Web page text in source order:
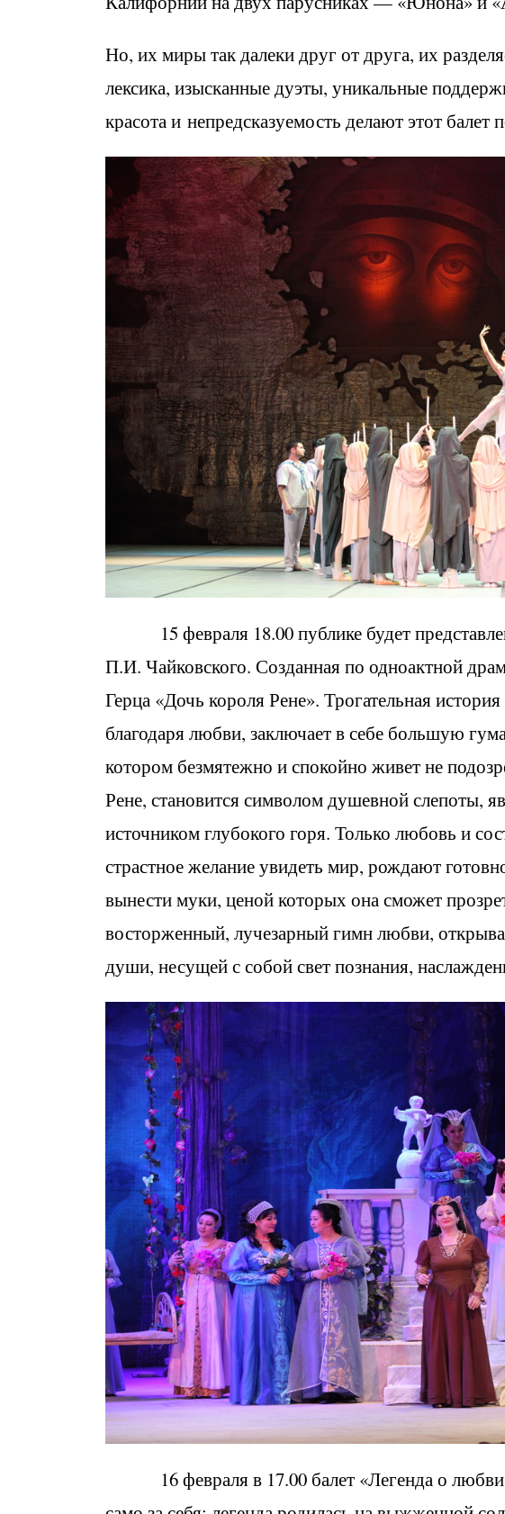
Но, их миры так далеки друг от друга, их
лексика, изысканные дуэты, уникальные
красота и непредсказуемость делают этот
15 февраля 18.00 публике будет
П.И. Чайковского. Созданная по одноактной
Герца «Дочь короля Рене». Трогательная
благодаря любви, заключает в себе большую
котором безмятежно и спокойно живет не
Рене, становится символом душевной слепоты,
источником глубокого горя. Только любовь и
страстное желание увидеть мир, рождают
вынести муки, ценой которых она сможет
восторженный, лучезарный гимн любви,
души, несущей с собой свет познания,
16 февраля в 17.00 балет «Легенда о любви»